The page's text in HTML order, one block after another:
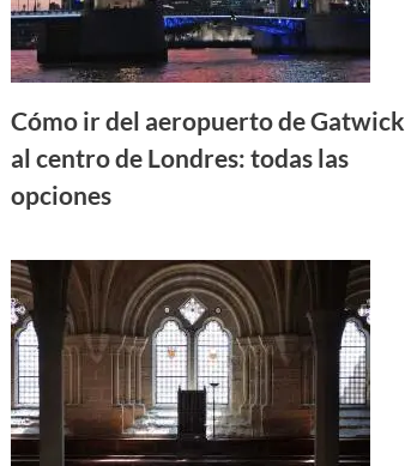
Cómo ir del aeropuerto de Gatwick
al centro de Londres: todas las
opciones